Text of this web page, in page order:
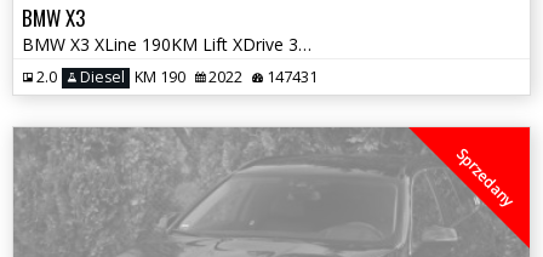
BMW X3
BMW X3 XLine 190KM Lift XDrive 360Kamery FULL LED Hak wysuwany Śliczna
2.0 Diesel KM 190 2022 147431
Sprzedany